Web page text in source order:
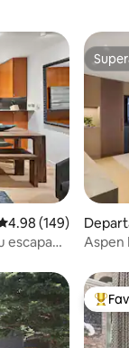
huéspedes
4.98 (149)
escapada
Aspen
De